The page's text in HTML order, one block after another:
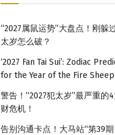
“2027属鼠运势”大盘点！刚躲
太岁怎么破？
‘2027 Fan Tai Sui’: Zodiac
for the Year of the Fire Sheep
警告！“2027犯太岁”最严重的
财危机！
告别沟通卡点！大马站“第39